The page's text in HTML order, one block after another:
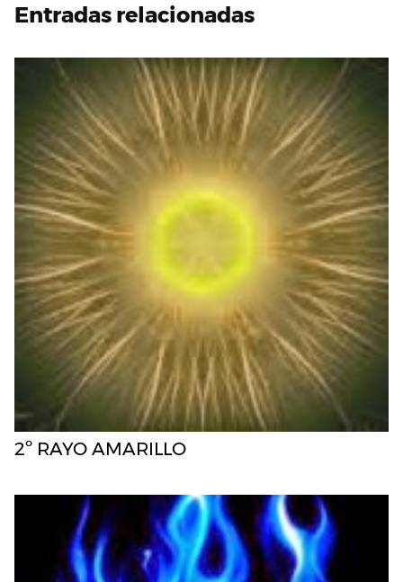
Entradas relacionadas
2º RAYO AMARILLO